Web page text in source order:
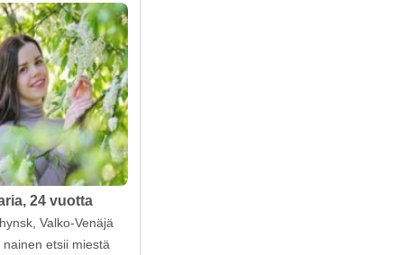
24 vuotta
Valko-Venäjä
nainen etsii miestä